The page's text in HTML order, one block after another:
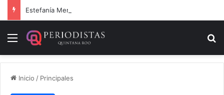
Menú
Inicio / Principales